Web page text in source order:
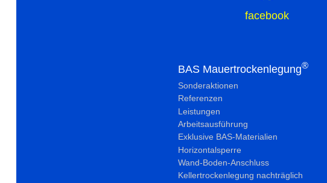
facebook
BAS Mauertrockenlegung®
Sonderaktionen
Referenzen
Leistungen
Arbeitsausführung
Exklusive BAS-Materialien
Horizontalsperre
Wand-Boden-Anschluss
Kellertrockenlegung nachträglich